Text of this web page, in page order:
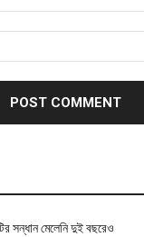
সন্ধান মেলেনি দুই বছরেও